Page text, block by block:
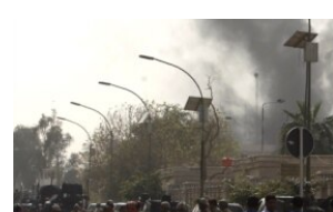
СИБИРЬ.РЕАЛИИ
РАСПИСАНИЕ ВЕЩАНИЯ
ПОДПИШИТЕСЬ НА РАССЫЛКУ